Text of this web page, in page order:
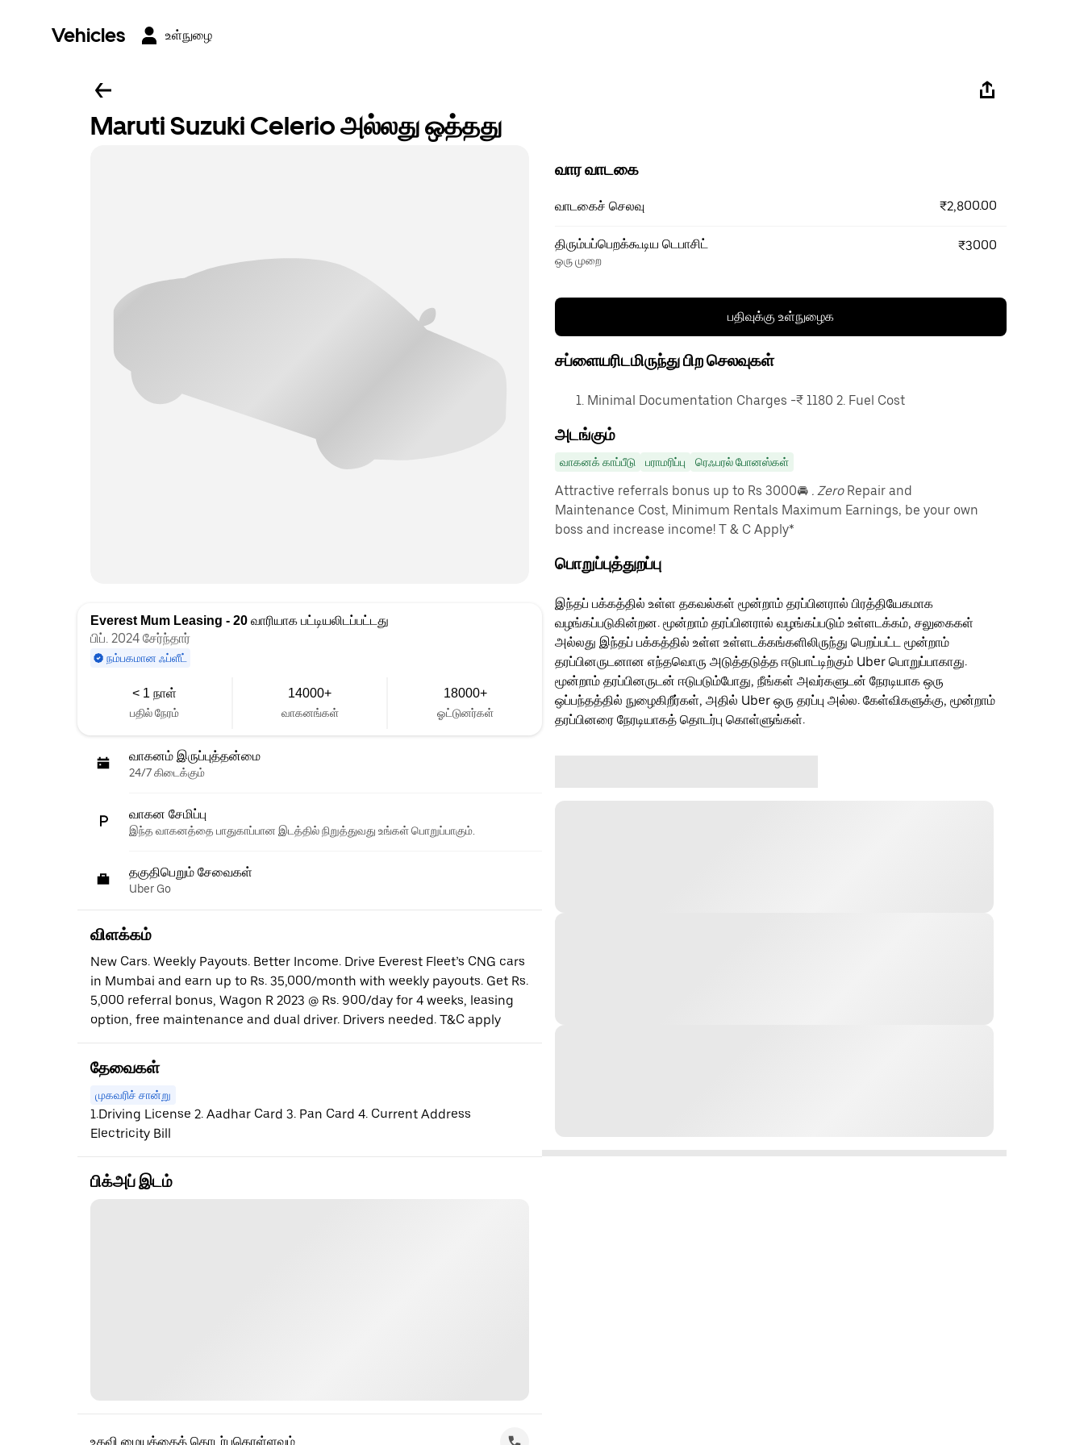
Vehicles உள்நுழை
Maruti Suzuki Celerio அல்லது ஒத்தது
Everest Mum Leasing - 20 வாரியாக பட்டியலிடப்பட்டது
பிப். 2024 சேர்ந்தார்
நம்பகமான ஃப்ளீட்
< 1 நாள்
பதில் நேரம்
14000+
வாகனங்கள்
18000+
ஓட்டுனர்கள்
வாகனம் இருப்புத்தன்மை
24/7 கிடைக்கும்
வாகன சேமிப்பு
இந்த வாகனத்தை பாதுகாப்பான இடத்தில் நிறுத்துவது உங்கள் பொறுப்பாகும்.
தகுதிபெறும் சேவைகள்
Uber Go
விளக்கம்
New Cars. Weekly Payouts. Better Income. Drive Everest Fleet’s CNG cars
in Mumbai and earn up to Rs. 35,000/month with weekly payouts. Get Rs.
5,000 referral bonus, Wagon R 2023 @ Rs. 900/day for 4 weeks, leasing
option, free maintenance and dual driver. Drivers needed. T&C apply
தேவைகள்
முகவரிச் சான்று
1.Driving License 2. Aadhar Card 3. Pan Card 4. Current Address
Electricity Bill
பிக்அப் இடம்
உதவி மையத்தைத் தொடர்புகொள்ளவும்
வார வாடகை
வாடகைச் செலவு ₹2,800.00
திரும்பப்பெறக்கூடிய டெபாசிட்
ஒரு முறை
₹3000
பதிவுக்கு உள்நுழைக
சப்ளையரிடமிருந்து பிற செலவுகள்
Minimal Documentation Charges -₹ 1180 2. Fuel Cost
அடங்கும்
வாகனக் காப்பீடு பராமரிப்பு ரெஃபரல் போனஸ்கள்
Attractive referrals bonus up to Rs 3000🚘 . ZeroRepair and
Maintenance Cost, Minimum Rentals Maximum Earnings, be your own
boss and increase income! T & C Apply*
பொறுப்புத்துறப்பு
இந்தப் பக்கத்தில் உள்ள தகவல்கள் மூன்றாம் தரப்பினரால் பிரத்தியேகமாக
வழங்கப்படுகின்றன. மூன்றாம் தரப்பினரால் வழங்கப்படும் உள்ளடக்கம், சலுகைகள்
அல்லது இந்தப் பக்கத்தில் உள்ள உள்ளடக்கங்களிலிருந்து பெறப்பட்ட மூன்றாம்
தரப்பினருடனான எந்தவொரு அடுத்தடுத்த ஈடுபாட்டிற்கும் Uber பொறுப்பாகாது.
மூன்றாம் தரப்பினருடன் ஈடுபடும்போது, நீங்கள் அவர்களுடன் நேரடியாக ஒரு
ஒப்பந்தத்தில் நுழைகிறீர்கள், அதில் Uber ஒரு தரப்பு அல்ல. கேள்விகளுக்கு, மூன்றாம்
தரப்பினரை நேரடியாகத் தொடர்பு கொள்ளுங்கள்.